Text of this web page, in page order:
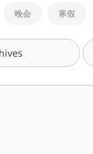
晚会 寒假